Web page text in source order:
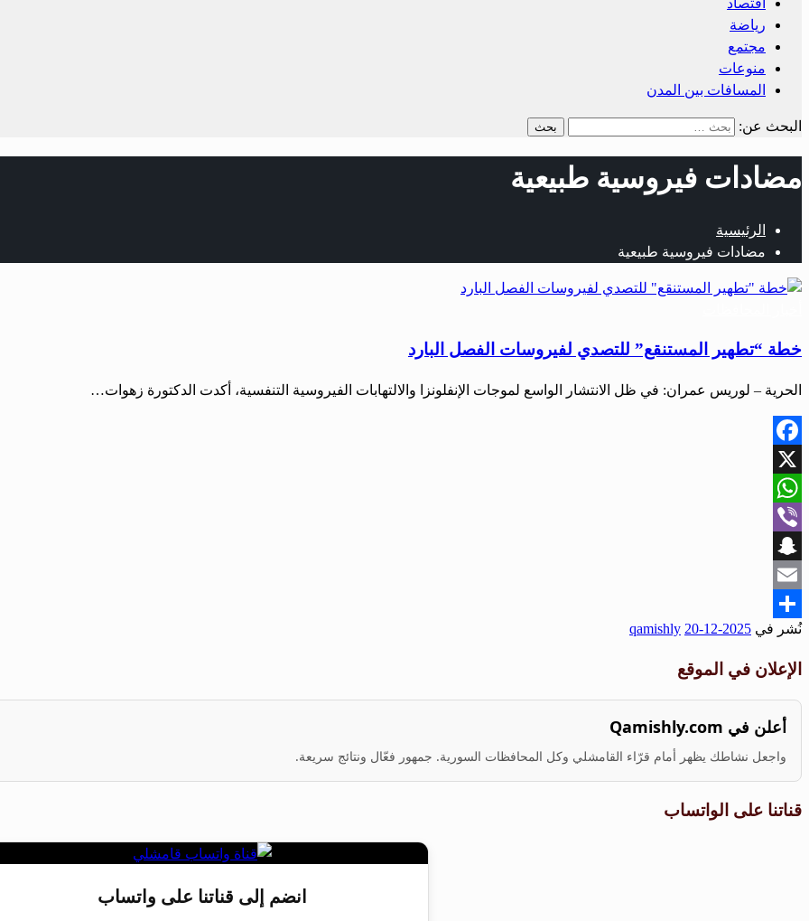
رياضة
مجتمع
منوعات
المسافات بين المدن
البحث عن:
مضادات فيروسية طبيعية
الرئيسية
مضادات فيروسية طبيعية
خطة “تطهير المستنقع” للتصدي لفيروسات الفصل البارد
الحرية – لوريس عمران: في ظل الانتشار الواسع لموجات الإنفلونزا والالتهابات الفيروسية التنفسية، أكدت الدكتورة زهوات…
Facebook
X
WhatsApp
Viber
Snapchat
Email
Share
نُشر في 2025-12-20
qamishly
الإعلان في الموقع
أعلن في Qamishly.com
واجعل نشاطك يظهر أمام قرّاء القامشلي وكل المحافظات السورية. جمهور فعّال ونتائج سريعة.
قناتنا على الواتساب
انضم إلى قناتنا على واتساب